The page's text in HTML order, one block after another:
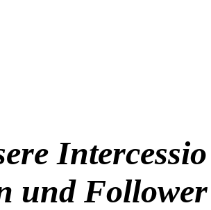
Intercessio
und Follower